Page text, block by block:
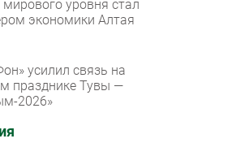
мирового уровня стал
экономики Алтая
усилил связь на
празднике Тувы —
2026»